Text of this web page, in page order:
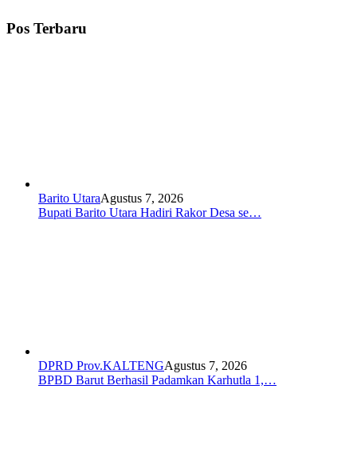
Pos Terbaru
Barito UtaraAgustus 7, 2026
Bupati Barito Utara Hadiri Rakor Desa se…
DPRD Prov.KALTENGAgustus 7, 2026
BPBD Barut Berhasil Padamkan Karhutla 1,…